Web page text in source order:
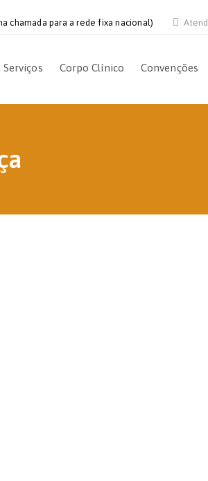
chamada para a rede fixa nacional)
Serviços Corpo Clínico Convenções